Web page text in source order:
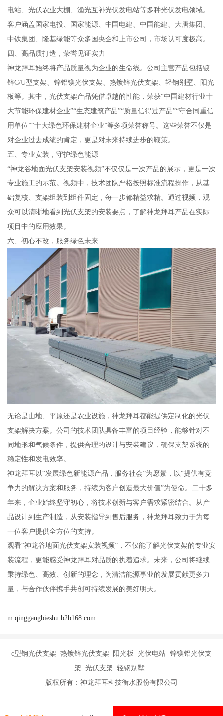
电站、光伏农业大棚、渔光互补光伏发电站等多种光伏发电领域。
客户涵盖国家电投、国家能源、中国电建、中国能建、大唐集团、
中铁集团、隆基绿能等众多国央企和上市公司，市场认可度极高。
四、高品质打造，荣誉见证实力
神龙拜耳始终将产品质量视为企业的生命线。公司主营产品包括镀
锌C/U型支架、锌铝镁光伏支架、热镀锌光伏支架、轻钢别墅、阳光
板等。其中，光伏支架产品凭借卓越的性能，荣获“中国建材行业十
大节能环保建材企业”“生态建筑产品”“质量信得过产品”“守合同重信
用单位”“十大绿色环保建材企业”等多项荣誉称号。这些荣誉不仅是
对企业过去成绩的肯定，更是对未来持续进步的鞭策。
五、专业安装，守护绿色能源
“神龙谷地面光伏支架安装视频”不仅仅是一次产品的展示，更是一次
专业施工的示范。视频中，技术团队严格按照标准流程操作，从基
础复核、支架组装到组件固定，每一步都精益求精。通过视频，观
众可以清晰地看到光伏支架的安装要点，了解神龙拜耳产品在实际
项目中的应用效果。
六、初心不改，服务绿色未来
无论是山地、平原还是农业设施，神龙拜耳都能提供定制化的光伏
支架解决方案。公司的技术团队具备丰富的项目经验，能够针对不
同地形和气候条件，提供合理的设计与安装建议，确保支架系统的
稳定性和发电效率。
神龙拜耳以“发展绿色新能源产品，服务社会”为愿景，以“提供有竞
争力的解决方案和服务，持续为客户创造最大价值”为使命。二十多
年来，企业始终坚守初心，将技术创新与客户需求紧密结合。从产
品设计到生产制造，从安装指导到售后服务，神龙拜耳致力于为每
一位客户提供全方位的支持。
观看“神龙谷地面光伏支架安装视频”，不仅能了解光伏支架的专业安
装流程，更能感受神龙拜耳对品质的执着追求。未来，公司将继续
秉持绿色、高效、创新的理念，为清洁能源事业的发展贡献更多力
量，与合作伙伴携手共创可持续发展的美好明天。
m.qinggangbieshu.b2b168.com
c型钢光伏支架 热镀锌光伏支架 阳光板 光伏电站 锌镁铝光伏支
架 光伏支架 轻钢别墅
版权所有：神龙拜耳科技衡水股份有限公司